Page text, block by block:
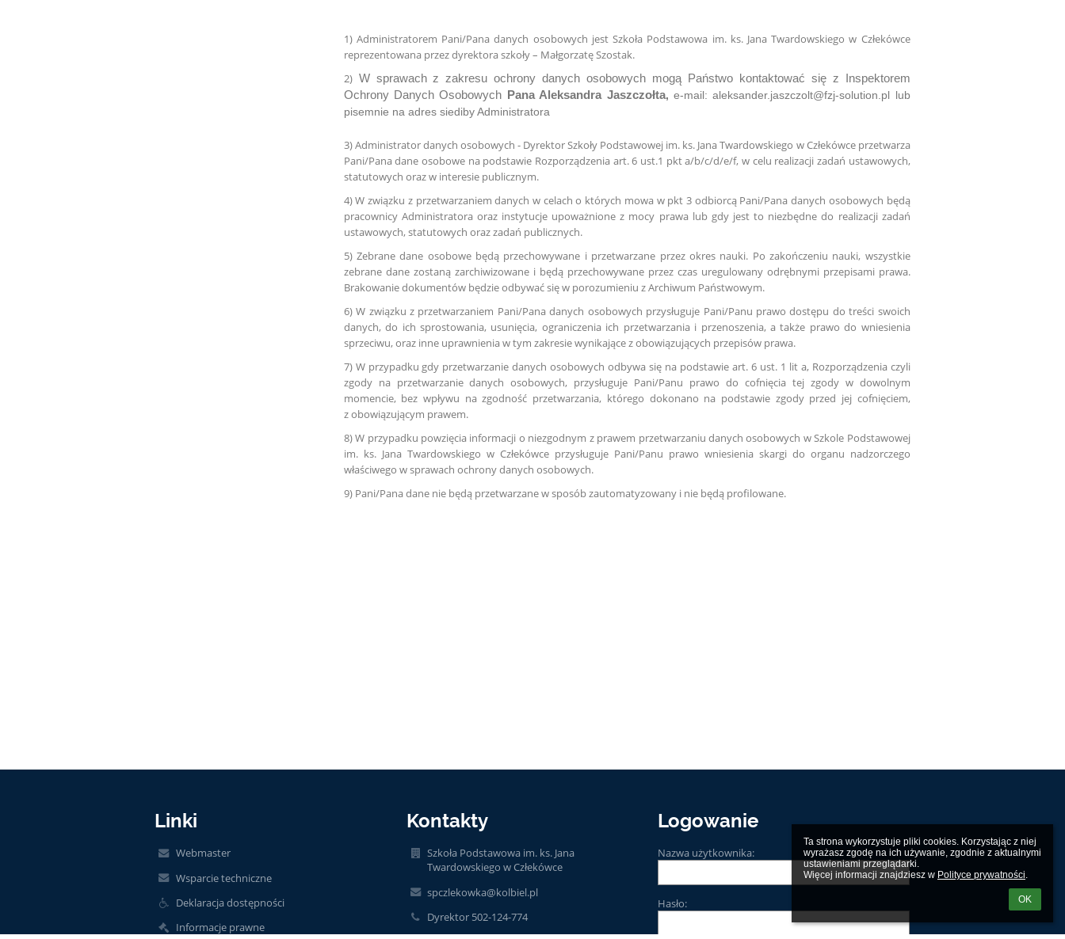
Ta strona wykorzystuje pliki cookies. Korzystając z niej
wyrażasz zgodę na ich używanie, zgodnie z aktualnymi
ustawieniami przeglądarki.
Więcej informacji znajdziesz w Polityce prywatności.
OK
1) Administratorem Pani/Pana danych osobowych jest Szkoła Podstawowa im. ks. Jana Twardowskiego w Człekówce
reprezentowana przez dyrektora szkoły – Małgorzatę Szostak.
2) W sprawach z zakresu ochrony danych osobowych mogą Państwo kontaktować się z Inspektorem
Ochrony Danych Osobowych
Pana Aleksandra Jaszczołta, e-mail: aleksander.jaszczolt@fzj-solution.pl lub
pisemnie na adres siediby Administratora
3) Administrator danych osobowych - Dyrektor Szkoły Podstawowej im. ks. Jana Twardowskiego w Człekówce przetwarza
Pani/Pana dane osobowe na podstawie Rozporządzenia art. 6 ust.1 pkt a/b/c/d/e/f, w celu realizacji zadań ustawowych,
statutowych oraz w interesie publicznym.
4) W związku z przetwarzaniem danych w celach o których mowa w pkt 3 odbiorcą Pani/Pana danych osobowych będą
pracownicy Administratora oraz instytucje upoważnione z mocy prawa lub gdy jest to niezbędne do realizacji zadań
ustawowych, statutowych oraz zadań publicznych.
5) Zebrane dane osobowe będą przechowywane i przetwarzane przez okres nauki. Po zakończeniu nauki, wszystkie
zebrane dane zostaną zarchiwizowane i będą przechowywane przez czas uregulowany odrębnymi przepisami prawa.
Brakowanie dokumentów będzie odbywać się w porozumieniu z Archiwum Państwowym.
6) W związku z przetwarzaniem Pani/Pana danych osobowych przysługuje Pani/Panu prawo dostępu do treści swoich
danych, do ich sprostowania, usunięcia, ograniczenia ich przetwarzania i przenoszenia, a także prawo do wniesienia
sprzeciwu, oraz inne uprawnienia w tym zakresie wynikające z obowiązujących przepisów prawa.
7) W przypadku gdy przetwarzanie danych osobowych odbywa się na podstawie art. 6 ust. 1 lit a, Rozporządzenia czyli
zgody na przetwarzanie danych osobowych, przysługuje Pani/Panu prawo do cofnięcia tej zgody w dowolnym
momencie, bez wpływu na zgodność przetwarzania, którego dokonano na podstawie zgody przed jej cofnięciem,
z obowiązującym prawem.
8) W przypadku powzięcia informacji o niezgodnym z prawem przetwarzaniu danych osobowych w Szkole Podstawowej
im. ks. Jana Twardowskiego w Człekówce przysługuje Pani/Panu prawo wniesienia skargi do organu nadzorczego
właściwego w sprawach ochrony danych osobowych.
9) Pani/Pana dane nie będą przetwarzane w sposób zautomatyzowany i nie będą profilowane.
Linki
Webmaster
Wsparcie techniczne
Deklaracja dostępności
Informacje prawne
Kontakty
Szkoła Podstawowa im. ks. Jana
Twardowskiego w Człekówce
spczlekowka@kolbiel.pl
Dyrektor 502-124-774
Logowanie
Nazwa użytkownika:
Hasło: